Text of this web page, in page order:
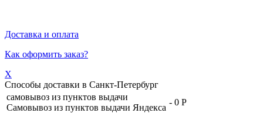
Доставка и оплата
Как оформить заказ?
X
Способы доставки в Санкт-Петербург
самовывоз из пунктов выдачи
Самовывоз из пунктов выдачи Яндекса
- 0 Р